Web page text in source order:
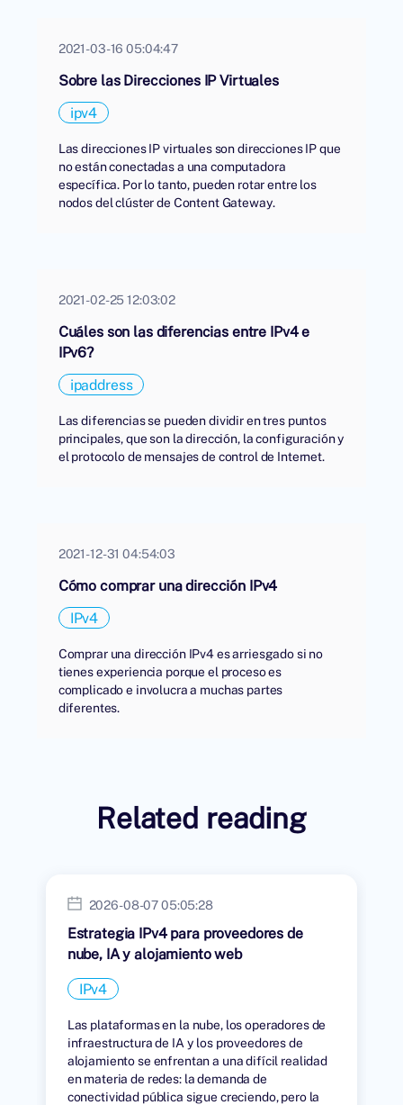
2021-03-16 05:04:47
Sobre las Direcciones IP Virtuales
ipv4
Las direcciones IP virtuales son direcciones IP que
no están conectadas a una computadora
específica. Por lo tanto, pueden rotar entre los
nodos del clúster de Content Gateway.
2021-02-25 12:03:02
Cuáles son las diferencias entre IPv4 e
IPv6?
ipaddress
Las diferencias se pueden dividir en tres puntos
principales, que son la dirección, la configuración y
el protocolo de mensajes de control de Internet.
2021-12-31 04:54:03
Cómo comprar una dirección IPv4
IPv4
Comprar una dirección IPv4 es arriesgado si no
tienes experiencia porque el proceso es
complicado e involucra a muchas partes
diferentes.
Related reading
2026-08-07 05:05:28
Estrategia IPv4 para proveedores de
nube, IA y alojamiento web
IPv4
Las plataformas en la nube, los operadores de
infraestructura de IA y los proveedores de
alojamiento se enfrentan a una difícil realidad
en materia de redes: la demanda de
conectividad pública sigue creciendo, pero la